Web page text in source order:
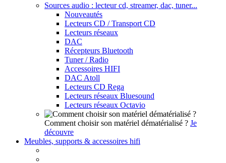
Sources audio : lecteur cd, streamer, dac, tuner...
Nouveautés
Lecteurs CD / Transport CD
Lecteurs réseaux
DAC
Récepteurs Bluetooth
Tuner / Radio
Accessoires HIFI
DAC Atoll
Lecteurs CD Rega
Lecteurs réseaux Bluesound
Lecteurs réseaux Octavio
Comment choisir son matériel dématérialisé ? Je
découvre
Meubles, supports & accessoires hifi